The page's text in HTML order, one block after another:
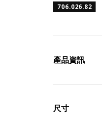
706.026.82
產品資訊
尺寸